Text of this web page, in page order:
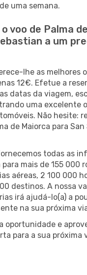
uma semana.
voo de Palma
a um
lhe as melhores
12€. Efetue a
datas da viagem,
uma excelente
Não hesite:
de Maiorca para
todas as
mais de 155 000
aéreas, 2 100 000
destinos. A nossa
irá ajudá-lo(a) a
na sua próxima
oportunidade e
para a sua próxima